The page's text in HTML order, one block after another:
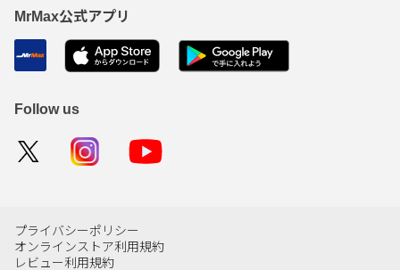
MrMax公式アプリ
Follow us
プライバシーポリシー
オンラインストア利用規約
レビュー利用規約